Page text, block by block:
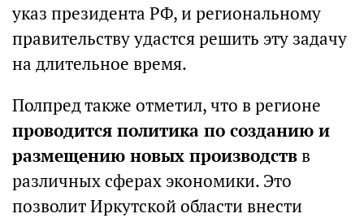
указ президента РФ, и региональному
правительству удастся решить эту задачу
на длительное время.
Полпред также отметил, что в регионе
проводится политика по созданию и
размещению новых производствв
различных сферах экономики. Это
позволит Иркутской области внести